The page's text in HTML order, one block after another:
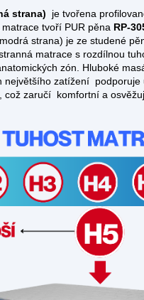
strana) je tvořena
matrace tvoří PUR pěna RP-
strana) je ze studené
matrace s rozdílnou
zón. Hluboké
největšího zatížení
což zaručí komfortní a